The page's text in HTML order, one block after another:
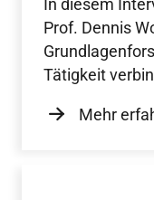
In diesem
Prof. Dennis
Tätigkeit
Mehr